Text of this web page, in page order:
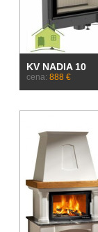
KV NADIA 10
cena: 888 €